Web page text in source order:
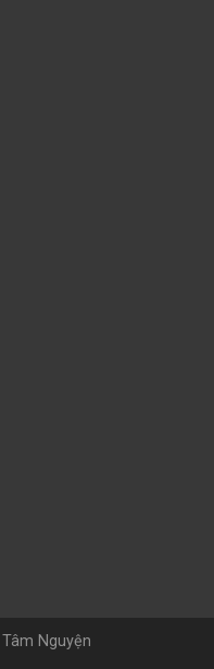
Nguyện